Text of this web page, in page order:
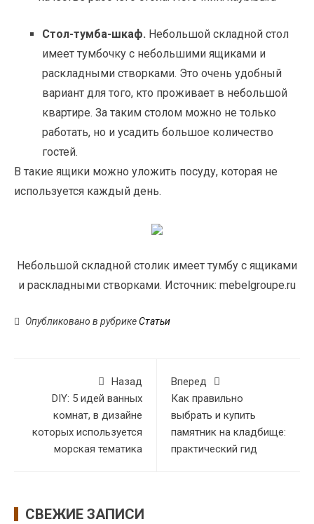
Стол-тумба-шкаф. Небольшой складной стол
имеет тумбочку с небольшими ящиками и
раскладными створками. Это очень удобный
вариант для того, кто проживает в небольшой
квартире. За таким столом можно не только
работать, но и усадить большое количество
гостей.
В такие ящики можно уложить посуду, которая не
используется каждый день.
Небольшой складной столик имеет тумбу с ящиками
и раскладными створками. Источник: mebelgroupe.ru
Опубликовано в рубрикеСтатьи
Назад
DIY: 5 идей ванных
комнат, в дизайне
которых используется
морская тематика
Вперед
Как правильно
выбрать и купить
памятник на кладбище:
практический гид
СВЕЖИЕ ЗАПИСИ